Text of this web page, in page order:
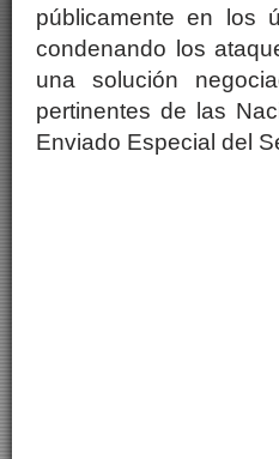
públicamente en los
condenando los
una solución
pertinentes de las
Enviado Especial del